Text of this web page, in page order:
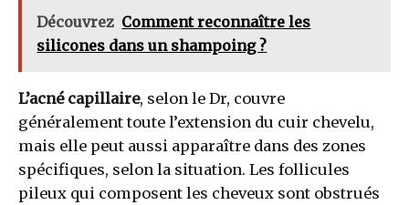
Découvrez Comment reconnaître les
silicones dans un shampoing ?
L’acné capillaire, selon le Dr, couvre
généralement toute l’extension du cuir chevelu,
mais elle peut aussi apparaître dans des zones
spécifiques, selon la situation. Les follicules
pileux qui composent les cheveux sont obstrués